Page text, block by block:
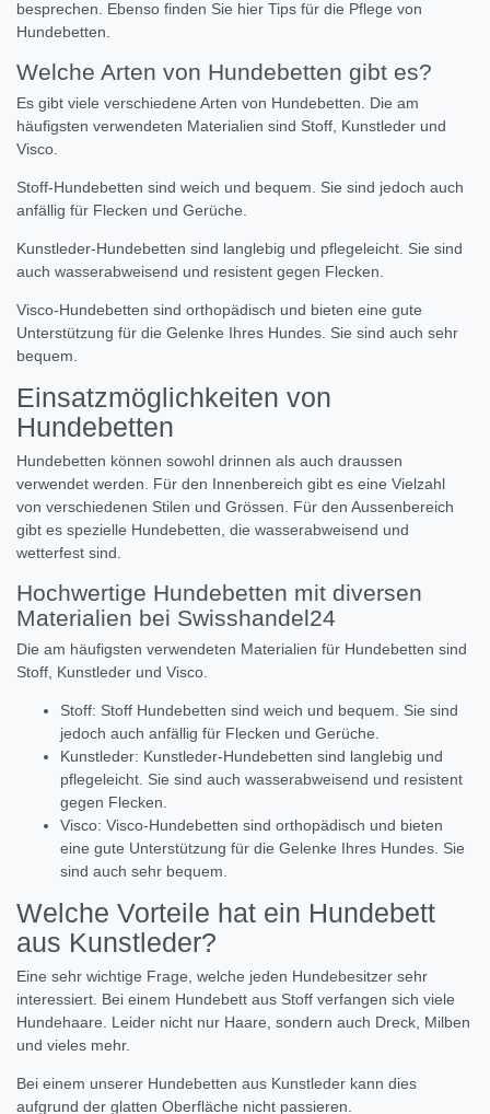
besprechen. Ebenso finden Sie hier Tips für die Pflege von
Hundebetten.
Welche Arten von Hundebetten gibt es?
Es gibt viele verschiedene Arten von Hundebetten. Die am
häufigsten verwendeten Materialien sind Stoff, Kunstleder und
Visco.
Stoff-Hundebetten sind weich und bequem. Sie sind jedoch auch
anfällig für Flecken und Gerüche.
Kunstleder-Hundebetten sind langlebig und pflegeleicht. Sie sind
auch wasserabweisend und resistent gegen Flecken.
Visco-Hundebetten sind orthopädisch und bieten eine gute
Unterstützung für die Gelenke Ihres Hundes. Sie sind auch sehr
bequem.
Einsatzmöglichkeiten von
Hundebetten
Hundebetten können sowohl drinnen als auch draussen
verwendet werden. Für den Innenbereich gibt es eine Vielzahl
von verschiedenen Stilen und Grössen. Für den Aussenbereich
gibt es spezielle Hundebetten, die wasserabweisend und
wetterfest sind.
Hochwertige Hundebetten mit diversen
Materialien bei Swisshandel24
Die am häufigsten verwendeten Materialien für Hundebetten sind
Stoff, Kunstleder und Visco.
Stoff: Stoff Hundebetten sind weich und bequem. Sie sind
jedoch auch anfällig für Flecken und Gerüche.
Kunstleder: Kunstleder-Hundebetten sind langlebig und
pflegeleicht. Sie sind auch wasserabweisend und resistent
gegen Flecken.
Visco: Visco-Hundebetten sind orthopädisch und bieten
eine gute Unterstützung für die Gelenke Ihres Hundes. Sie
sind auch sehr bequem.
Welche Vorteile hat ein Hundebett
aus Kunstleder?
Eine sehr wichtige Frage, welche jeden Hundebesitzer sehr
interessiert. Bei einem Hundebett aus Stoff verfangen sich viele
Hundehaare. Leider nicht nur Haare, sondern auch Dreck, Milben
und vieles mehr.
Bei einem unserer Hundebetten aus Kunstleder kann dies
aufgrund der glatten Oberfläche nicht passieren.